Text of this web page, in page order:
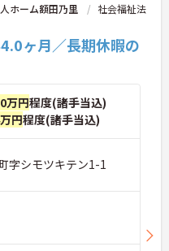
働きやすく、
境が整って
ホーム額田乃里
社会福祉法
ヶ月／長期休暇の
万円程度(諸手当込)
円程度(諸手当込)
字シモツキテン1-1